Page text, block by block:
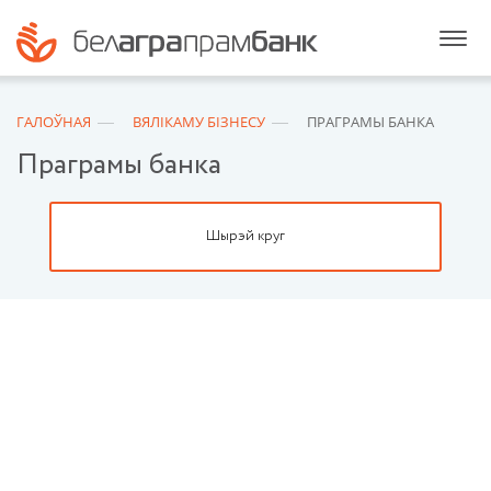
ГАЛОЎНАЯ ВЯЛІКАМУ БІЗНEСУ ПРАГРАМЫ БАНКА
Праграмы банка
Шырэй круг